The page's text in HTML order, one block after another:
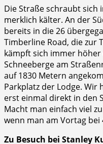
Die Straße schraubt
merklich kälter. An der
bereits in die 26
Timberline Road, die zur
kämpft sich immer
Schneeberge am
auf 1830 Metern
Parkplatz der Lodge.
erst einmal direkt in den
Macht man einfach viel
wenn man am Vortag bei
Zu Besuch bei Stanley